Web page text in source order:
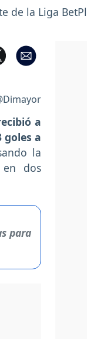
de la Liga
a
goles a
la
en dos
para